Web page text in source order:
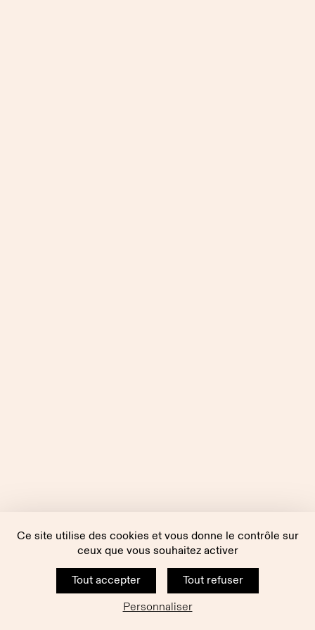
Ce site utilise des cookies et vous donne le contrôle sur
ceux que vous souhaitez activer
Tout accepter
Tout refuser
Personnaliser